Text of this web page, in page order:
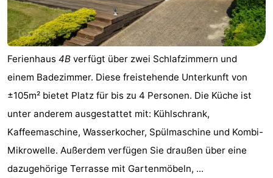
Ferienhaus 4B verfügt über zwei Schlafzimmern und
einem Badezimmer. Diese freistehende Unterkunft von
±105m² bietet Platz für bis zu 4 Personen. Die Küche ist
unter anderem ausgestattet mit: Kühlschrank,
Kaffeemaschine, Wasserkocher, Spülmaschine und Kombi-
Mikrowelle. Außerdem verfügen Sie draußen über eine
dazugehörige Terrasse mit Gartenmöbeln, ...